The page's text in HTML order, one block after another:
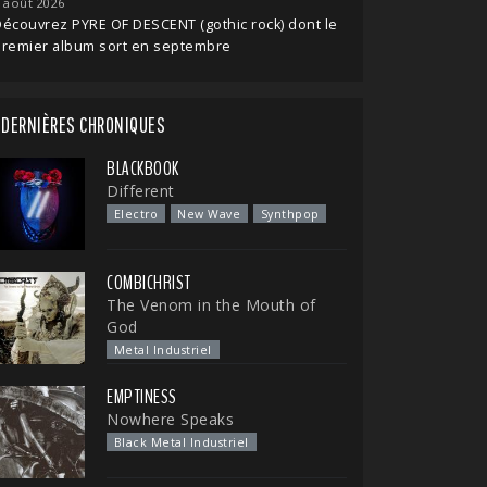
PYRE OF DESCENT (gothic rock) dont le
album sort en septembre
DERNIÈRES CHRONIQUES
BLACKBOOK
Different
Electro New Wave Synthpop
COMBICHRIST
The Venom in the Mouth of
God
Metal Industriel
EMPTINESS
Nowhere Speaks
Black Metal Industriel